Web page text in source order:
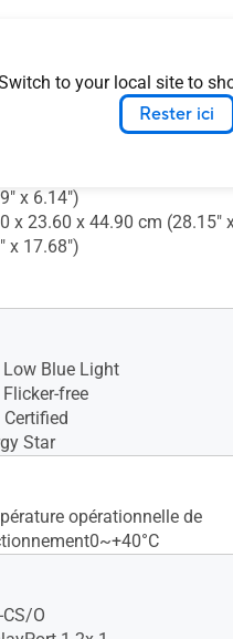
to your local site to
Rester ici
sans support (L x H
x 36.47 x 5.55 cm (24.09" x
x 6.14")
x 23.60 x 44.90 cm (28.15"
x 17.68")
Low Blue Light
Flicker-free
Certified
Star
opérationnelle de
CS/O